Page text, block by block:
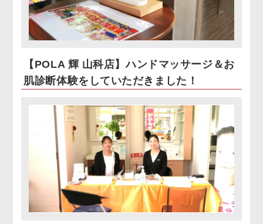
【POLA 輝 山科店】ハンドマッサージ＆お
肌診断体験をしていただきました！